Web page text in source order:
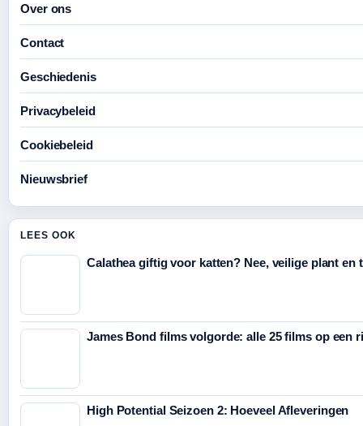
Over ons
Contact
Geschiedenis
Privacybeleid
Cookiebeleid
Nieuwsbrief
LEES OOK
Calathea giftig voor katten? Nee, veilige plant en
James Bond films volgorde: alle 25 films op een
High Potential Seizoen 2: Hoeveel Afleveringen